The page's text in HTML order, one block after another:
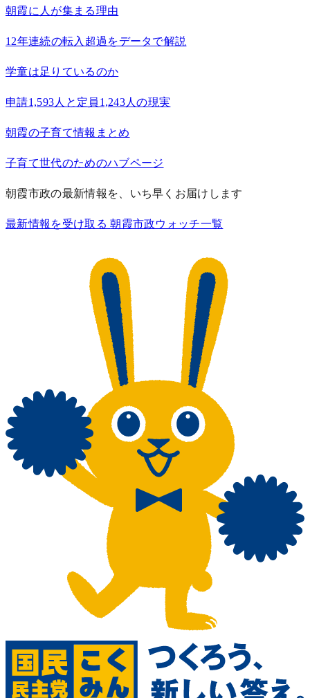
朝霞に人が集まる理由
12年連続の転入超過をデータで解説
学童は足りているのか
申請1,593人と定員1,243人の現実
朝霞の子育て情報まとめ
子育て世代のためのハブページ
朝霞市政の最新情報を、いち早くお届けします
最新情報を受け取る朝霞市政ウォッチ一覧